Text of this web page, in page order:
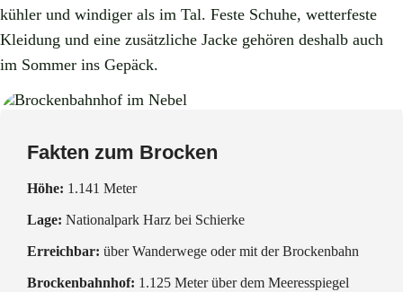
kühler und windiger als im Tal. Feste Schuhe, wetterfeste
Kleidung und eine zusätzliche Jacke gehören deshalb auch
im Sommer ins Gepäck.
Fakten zum Brocken
Höhe: 1.141 Meter
Lage: Nationalpark Harz bei Schierke
Erreichbar: über Wanderwege oder mit der Brockenbahn
Brockenbahnhof: 1.125 Meter über dem Meeresspiegel